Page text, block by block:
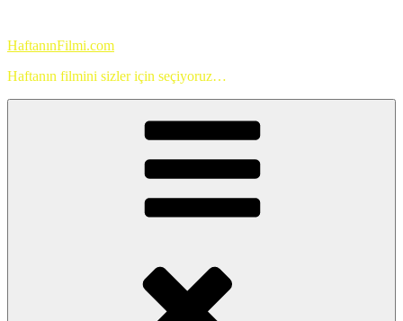
HaftanınFilmi.com
Haftanın filmini sizler için seçiyoruz…